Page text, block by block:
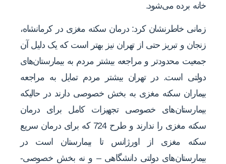
خانه برده می‌شود.
زمانی خاطرنشان کرد: درمان سکته مغزی در کرمانشاه،
زنجان و تبریز حتی از تهران نیز بهتر است که یک دلیل آن
جمعیت محدودتر و مراجعه بیشتر مردم به بیمارستان‌های
دولتی است. در تهران بیشتر مردم تمایل به مراجعه
بیماران سکته مغزی به بخش خصوصی دارند در حالیکه
بیمارستان‌های خصوصی تجهیزات کامل برای درمان
سکته مغزی را ندارند و طرح 724 که برای درمان سریع
سکته مغزی از اورژانس تا بیمارستان است در
بیمارستان‌های دولتی دانشگاهی – و نه بخش خصوصی-